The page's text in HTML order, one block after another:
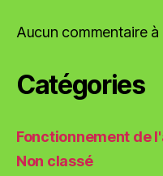
Aucun commentaire à
Catégories
Fonctionnement de
Non classé